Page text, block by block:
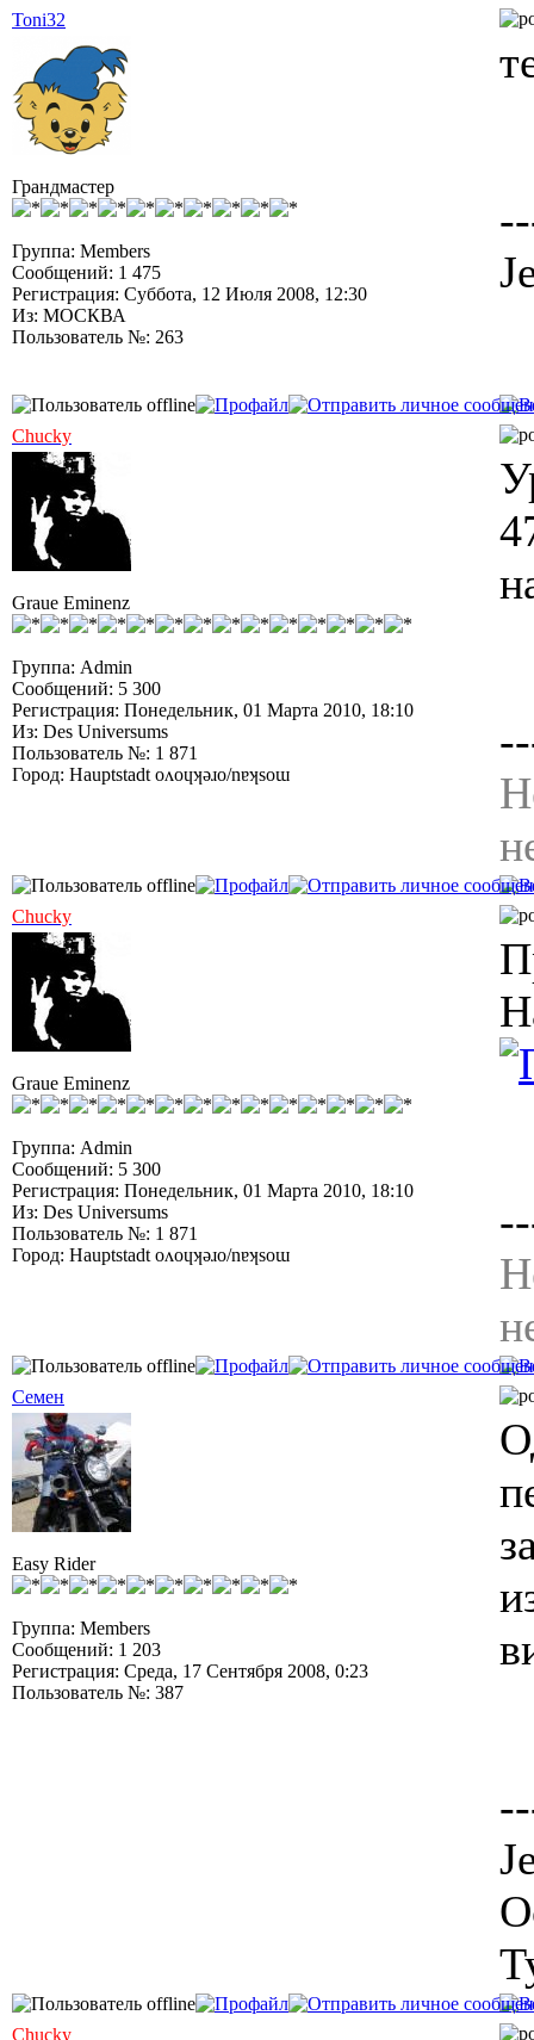
Toni32
Грандмастер
Группа: Members
Сообщений: 1 475
Регистрация: Суббота, 12 Июля 2008, 12:30
Из: МОСКВА
Пользователь №: 263
Chucky
Graue Eminenz
Группа: Admin
Сообщений: 5 300
Регистрация: Понедельник, 01 Марта 2010, 18:10
Из: Des Universums
Пользователь №: 1 871
Город: Hauptstadt oʌoɥʞǝɹo/nɐʞsoɯ
Chucky
Graue Eminenz
Группа: Admin
Сообщений: 5 300
Регистрация: Понедельник, 01 Марта 2010, 18:10
Из: Des Universums
Пользователь №: 1 871
Город: Hauptstadt oʌoɥʞǝɹo/nɐʞsoɯ
Семен
Easy Rider
Группа: Members
Сообщений: 1 203
Регистрация: Среда, 17 Сентября 2008, 0:23
Пользователь №: 387
Chucky